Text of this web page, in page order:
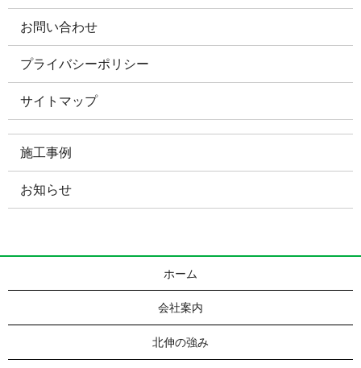
お問い合わせ
プライバシーポリシー
サイトマップ
施工事例
お知らせ
ホーム
会社案内
北伸の強み